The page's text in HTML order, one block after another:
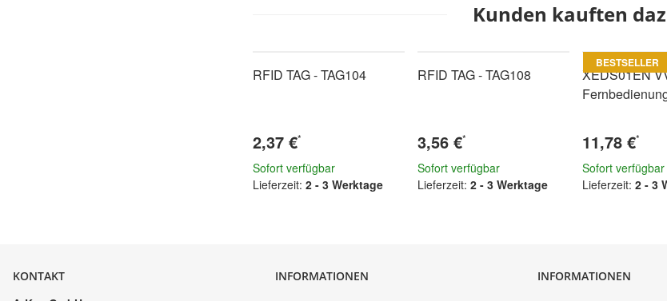
Kunden kauften
RFID TAG - TAG104
2,37 €*
Sofort verfügbar
Lieferzeit: 2 - 3 Werktage
RFID TAG - TAG108
3,56 €*
Sofort verfügbar
Lieferzeit: 2 - 3 Werktage
BESTSELLER
XEDS01EN
11,78 €*
Sofort verfügbar
Lieferzeit: 2 - 3
KONTAKT INFORMATIONEN INFORMATIONEN